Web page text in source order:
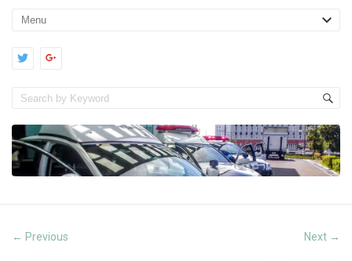
← Previous Next →